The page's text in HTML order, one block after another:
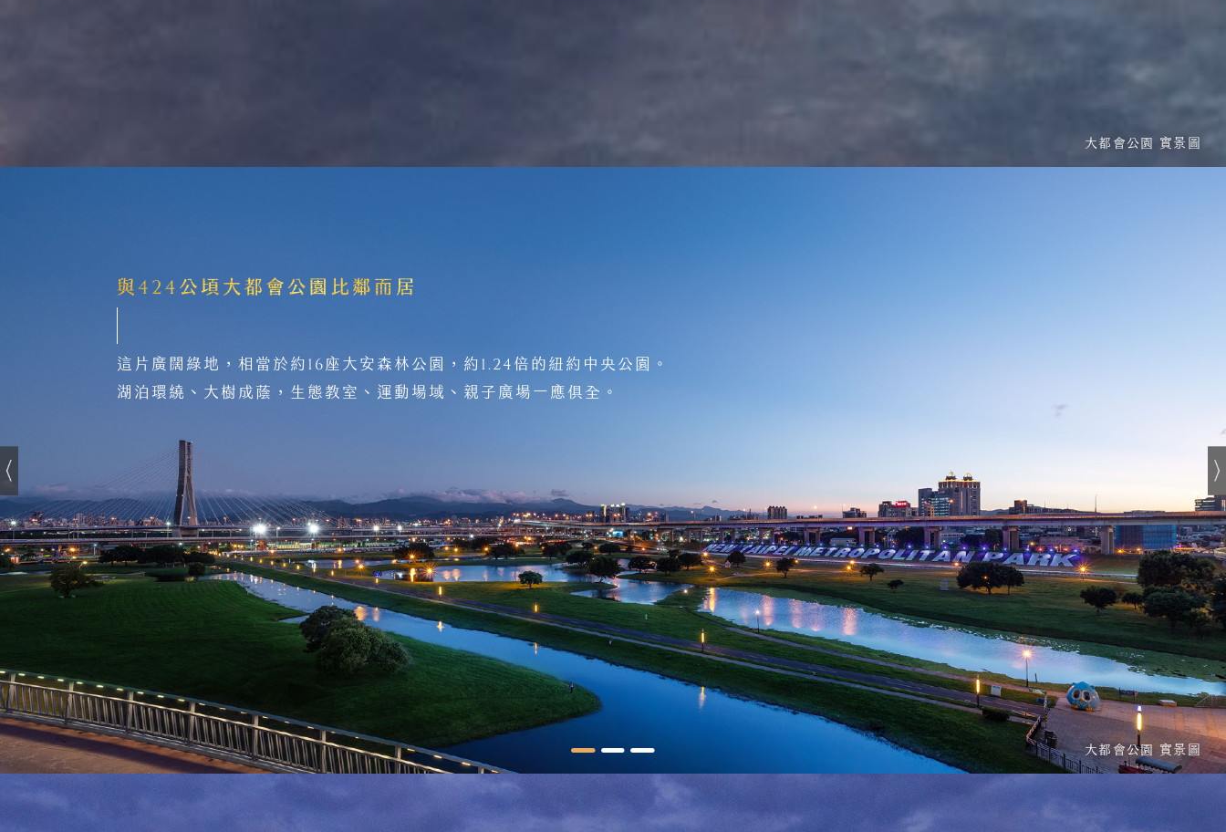
大都會公園 實景圖
大都會公園 實景圖
這片廣闊綠地，相當於約 16 座大安森林公園，約 1.24 倍的紐約中央公園。
湖泊環繞、大樹成蔭，生態教室、運動場域、親子廣場一應俱全。